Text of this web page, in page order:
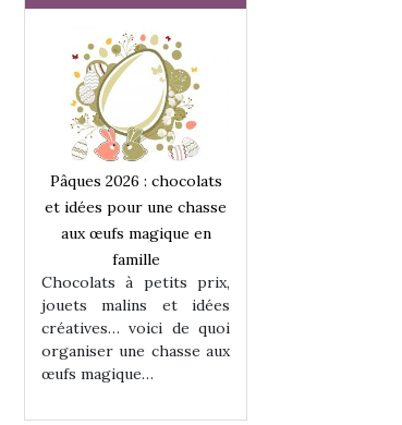
Pâques 2026 : chocolats
et idées pour une chasse
aux œufs magique en
famille
Chocolats à petits prix,
jouets malins et idées
créatives… voici de quoi
organiser une chasse aux
œufs magique…